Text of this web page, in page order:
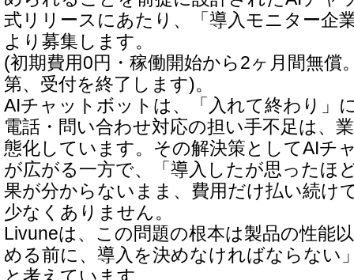
式リリースにあたり、「導入モニター企
より募集します。
(初期費用0円・稼働開始から2ヶ月間無償
第、受付を終了します)。
AIチャットボットは、「入れて終わり」
電話・問い合わせ対応の担い手不足は、
態化しています。その解決策としてAIチ
が広がる一方で、「導入したが思ったほ
果が分からないまま、費用だけ払い続け
少なくありません。
Livuneは、この問題の根本は製品の性能
める前に、導入を決めなければならない